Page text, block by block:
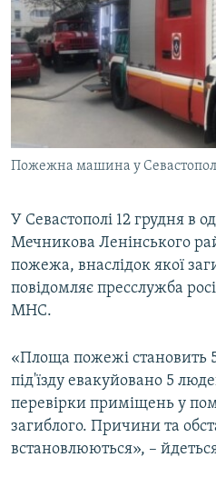
СПЕЦПРОЕКТИ
ДЕПОРТАЦІЯ
ВІДЕОУРОКИ «ELIFBE»
СВІДЧЕННЯ ОКУПАЦІЇ
УКРАЇНСЬКА ПРОБЛЕМА КРИМУ
ІНФОГРАФІКА
ЯК ОБІЙТИ БЛОКУВАННЯ
Русский
ДОЛУЧАЙСЯ!
Усі сайти RFE/RL
Пожежна машина у
У Севастополі 12 грудня в
Мечникова Ленінського
пожежа, внаслідок якої
повідомляє пресслужба
МНС.
«Площа пожежі становить
під'їзду евакуйовано 5
перевірки приміщень у
загиблого. Причини та
встановлюються», –